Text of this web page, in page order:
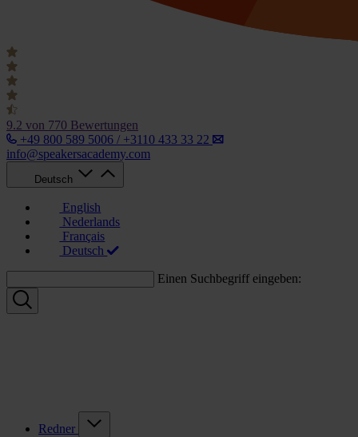
9.2 von 770 Bewertungen
+49 800 589 5006 / +3110 433 33 22
info@speakersacademy.com
Deutsch
English
Nederlands
Français
Deutsch
Einen Suchbegriff eingeben:
Redner